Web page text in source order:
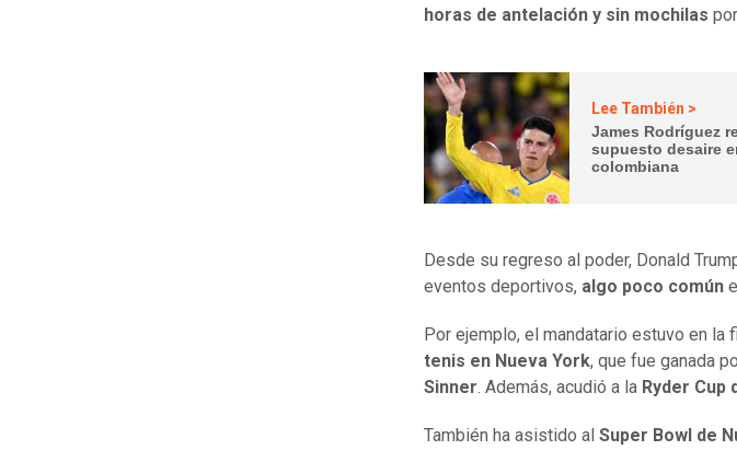
horas de antelación y sin mochilas
Lee También >
James Rodríguez
supuesto desaire
colombiana
Desde su regreso al poder, Donald
eventos deportivos, algo poco común
Por ejemplo, el mandatario estuvo en la
tenis en Nueva York, que fue ganada
Sinner . Además, acudió a la Ryder Cup
También ha asistido al Super Bowl de